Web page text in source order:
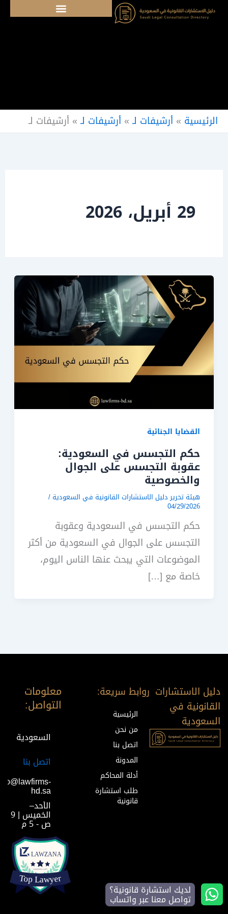
تخطي
الرئيسية »أرشيفات لـ»أرشيفات لـ» أرشيفات لـ
29 أبريل، 2026
القضايا الجنائية
حكم التجسس في السعودية:
عقوبة التجسس على الجوال
والخصوصية
هيئة تحرير دليل الاستشارات القانونية في السعودية /
04/29/2026
حكم التجسس في السعودية وعقوبة
التجسس على الجوال في السعودية من أكثر
الموضوعات التي يبحث عنها الناس اليوم،
خاصة مع […]
دليل الاستشارات
القانونية في
السعودية
روابط سريعة:
الرئيسية
من نحن
اتصل بنا
المدونة
أدلة المحاكم
طلب استشارة
قانونية
معلومات
التواصل:
السعودية
اتصل بنا
hd.sa
الأحد–
الخميس | 9
ص - 5 م
لديك استشارة قانونية؟
تواصل معنا عبر واتساب